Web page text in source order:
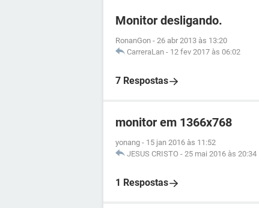
Monitor desligando.
RonanGon - 26 abr 2013 às 13:20
CarreraLan - 12 fev 2017 às 06:02
7 Respostas
monitor em 1366x768
yonang - 15 jan 2016 às 11:52
JESUS CRISTO - 25 mai 2016 às 20:34
1 Respostas